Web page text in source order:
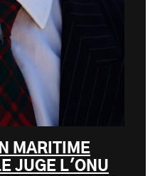
MARITIME
JUGE L'ONU